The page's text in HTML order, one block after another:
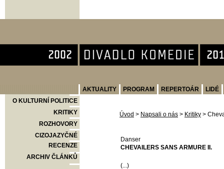
AKTUALITY PROGRAM REPERTOÁR
LIDÉ
O KULTURNÍ POLITICE
KRITIKY
ROZHOVORY
CIZOJAZYČNÉ
RECENZE
ARCHIV ČLÁNKŮ
Úvod > Napsali o nás > Kritiky >
Danser
CHEVAILERS SANS ARMURE II.
(...)